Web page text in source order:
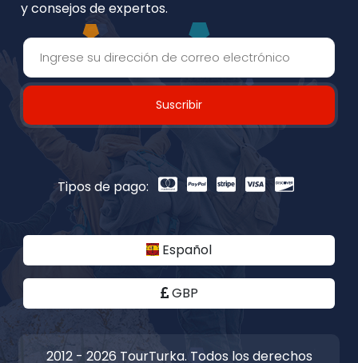
y consejos de expertos.
Suscribir
Tipos de pago:
Español
GBP
2012 - 2026 TourTurka. Todos los derechos